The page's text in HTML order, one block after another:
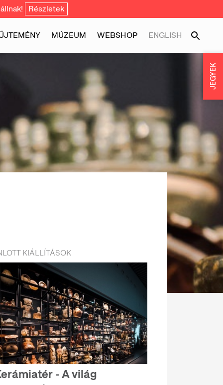
Részletek
MÚZEUM WEBSHOP ENGLISH
KIÁLLÍTÁSOK
- A világ
JEGYEK